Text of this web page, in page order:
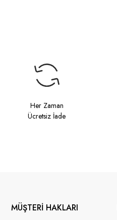
Her Zaman
Ücretsiz İade
MÜŞTERİ HAKLARI